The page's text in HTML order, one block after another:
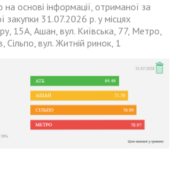
на основі інформації, отриманої за
31.07.2026 р. у місцях
15А, Ашан, вул. Київська, 77, Метро,
Сільпо, вул. Житній ринок, 1